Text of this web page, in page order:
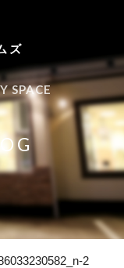
ズ
SPACE
2